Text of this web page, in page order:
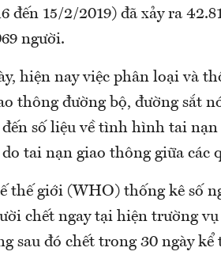
đến 15/2/2019) đã xảy ra
người.
hiện nay việc phân loại và
thông đường bộ, đường sắt
số liệu về tình hình tai
tai nạn giao thông giữa các
thế giới (WHO) thống kê số
chết ngay tại hiện trường
sau đó chết trong 30 ngày